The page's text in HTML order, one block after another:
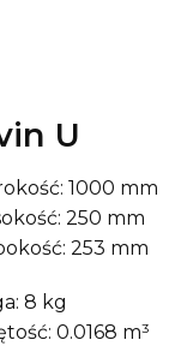
U
1000 mm
250 mm
253 mm
8 kg
0.0168 m³